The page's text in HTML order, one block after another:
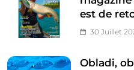
est de
30 Juillet
Obladi,